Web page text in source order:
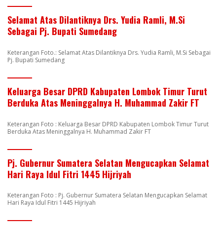
Selamat Atas Dilantiknya Drs. Yudia Ramli, M.Si
Sebagai Pj. Bupati Sumedang
Keterangan Foto.: Selamat Atas Dilantiknya Drs. Yudia Ramli, M.Si Sebagai
Pj. Bupati Sumedang
Keluarga Besar DPRD Kabupaten Lombok Timur Turut
Berduka Atas Meninggalnya H. Muhammad Zakir FT
Keterangan Foto : Keluarga Besar DPRD Kabupaten Lombok Timur Turut
Berduka Atas Meninggalnya H. Muhammad Zakir FT
Pj. Gubernur Sumatera Selatan Mengucapkan Selamat
Hari Raya Idul Fitri 1445 Hijriyah
Keterangan Foto : Pj. Gubernur Sumatera Selatan Mengucapkan Selamat
Hari Raya Idul Fitri 1445 Hijriyah